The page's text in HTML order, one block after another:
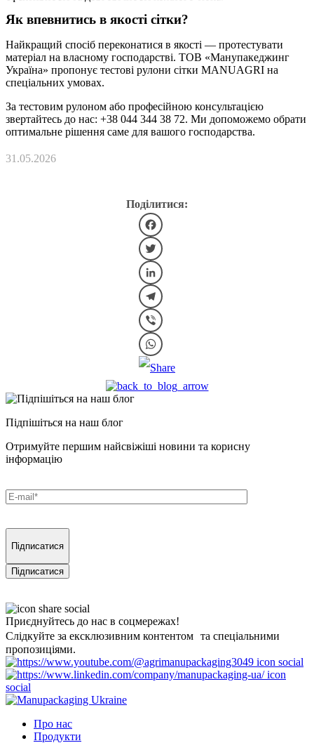
Як впевнитись в якості сітки?
Найкращий спосіб переконатися в якості — протестувати
матеріал на власному господарстві. ТОВ «Манупакеджинг
Україна» пропонує тестові рулони сітки MANUAGRI на
спеціальних умовах.
За тестовим рулоном або професійною консультацією
звертайтесь до нас: +38 044 344 38 72. Ми допоможемо обрати
оптимальне рішення саме для вашого господарства.
31.05.2026
Поділитися:
Facebook
Twitter
LinkedIn
Telegram
Viber
WhatsApp
Підпішіться на наш блог
Отримуйте першим найсвіжіші новини та корисну
інформацію
Підписатися
Приєднуйтесь до нас в соцмережах!
Слідкуйте за ексклюзивним контентом та спеціальними
пропозиціями.
Про нас
Продукти